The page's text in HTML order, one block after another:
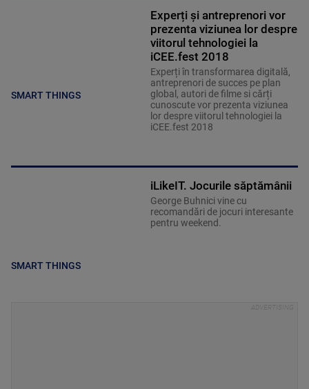
SMART THINGS
Experți și antreprenori vor
prezenta viziunea lor despre
viitorul tehnologiei la
iCEE.fest 2018
Experți în transformarea digitală,
antreprenori de succes pe plan
global, autori de filme si cărți
cunoscute vor prezenta viziunea
lor despre viitorul tehnologiei la
iCEE.fest 2018
SMART THINGS
iLikeIT. Jocurile săptămânii
George Buhnici vine cu
recomandări de jocuri interesante
pentru weekend.